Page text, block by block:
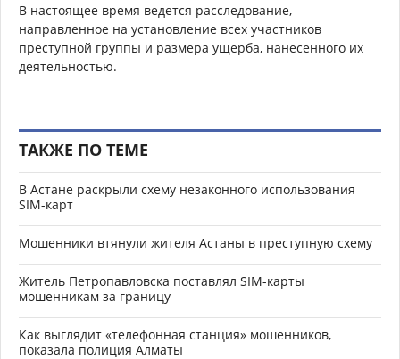
В настоящее время ведется расследование,
направленное на установление всех участников
преступной группы и размера ущерба, нанесенного их
деятельностью.
ТАКЖЕ ПО ТЕМЕ
В Астане раскрыли схему незаконного использования
SIM-карт
Мошенники втянули жителя Астаны в преступную схему
Житель Петропавловска поставлял SIM-карты
мошенникам за границу
Как выглядит «телефонная станция» мошенников,
показала полиция Алматы